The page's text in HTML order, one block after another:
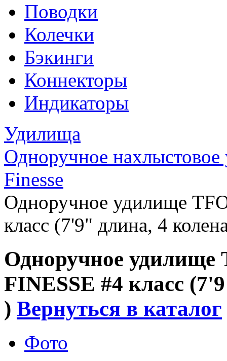
Поводки
Колечки
Бэкинги
Коннекторы
Индикаторы
Удилища
Одноручное
Finesse
Одноручное удилище
класс (7'9" длина, 4
Одноручное
FINESSE #4 класс
) Вернуться в каталог
Фото